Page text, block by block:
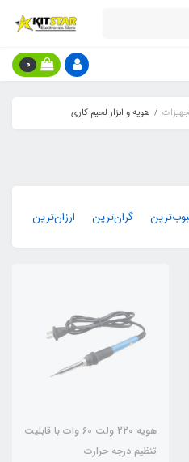
0
هویه و ابزار لحیم کاری
گران‌ترین ارزان‌ترین
هویه 220 ولت 60 وات با قابلیت
تنظیم درجه حرارت